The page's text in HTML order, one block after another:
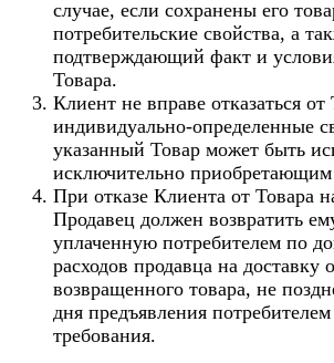
случае, если сохранены его
потребительские свойства, а
подтверждающий факт и
Товара.
Клиент не вправе отказаться
индивидуально-определенные
указанный Товар может быть
исключительно
При отказе Клиента от Товара
Продавец должен возвратить
уплаченную потребителем по
расходов продавца на доставку
возвращенного товара, не
дня предъявления
требования.